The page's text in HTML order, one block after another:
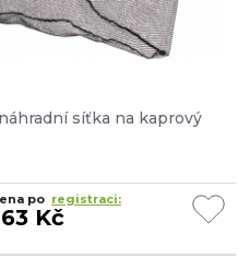
síťka na kaprový
palců - cca 106 cm....
po registraci:
Kč